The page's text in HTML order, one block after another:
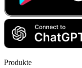
Produkte